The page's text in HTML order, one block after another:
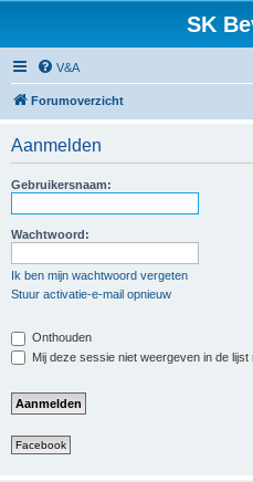
SK
V&A
Forumoverzicht
Aanmelden
Gebruikersnaam:
Wachtwoord:
Ik ben mijn wachtwoord vergeten
Stuur activatie-e-mail opnieuw
Onthouden
Mij deze sessie niet weergeven in de lijst
Facebook